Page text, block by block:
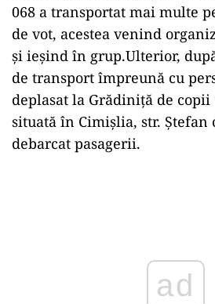
068 a transportat mai multe
de vot, acestea venind
și ieșind în grup.Ulterior,
de transport împreună cu
deplasat la Grădiniță de copii
situată în Cimișlia, str. Ștefan
debarcat pasagerii.
ad